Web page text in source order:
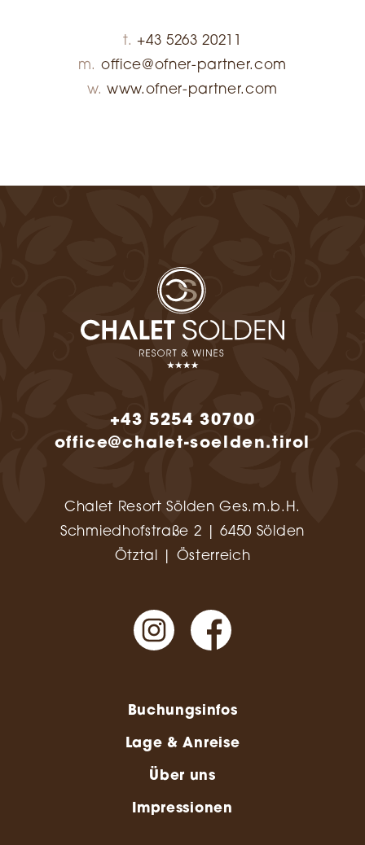
t.+43 5263 20211
m. office@ofner-partner.com
w. www.ofner-partner.com
Chalet Resort Sölden Ges.m.b.H.
Schmiedhofstraße 2 | 6450 Sölden
Ötztal | Österreich
+43 5254 30700
office@chalet-soelden.tirol
Buchungsinfos
Lage & Anreise
Über uns
Impressionen